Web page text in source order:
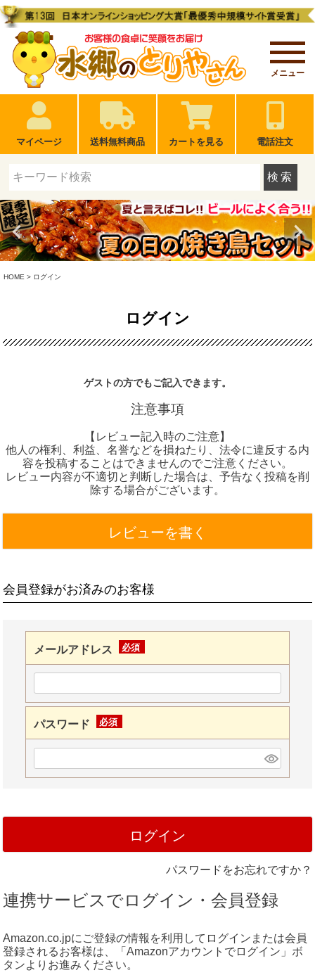
メニュー
マイページ 送料無料商品 カートを見る 電話注文
検索
HOME ログイン
ログイン
ゲストの方でもご記入できます。
注意事項
【レビュー記入時のご注意】
他人の権利、利益、名誉などを損ねたり、法令に違反する内
容を投稿することはできませんのでご注意ください。
レビュー内容が不適切と判断した場合は、予告なく投稿を削
除する場合がございます。
レビューを書く
会員登録がお済みのお客様
メールアドレス
須)
パスワード
須)
ログイン
パスワードをお忘れですか？
連携サービスでログイン・会員登録
Amazon.co.jpにご登録の情報を利用してログインまたは会員
登録されるお客様は、「Amazonアカウントでログイン」ボ
タンよりお進みください。